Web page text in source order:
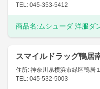
TEL: 045-353-5412
商品名: ムシューダ 洋服ダ
スマイルドラッグ鴨居
住所: 神奈川県横浜市緑区鴨居
TEL: 045-532-5003